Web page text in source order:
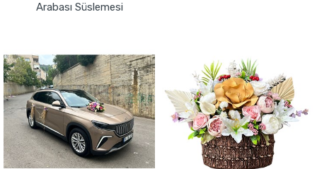
Arabası Süslemesi